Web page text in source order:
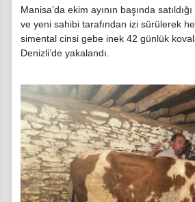
Manisa’da ekim ayının başında
ve yeni sahibi tarafından izi sürülerek
simental cinsi gebe inek 42 günlük
Denizli’de yakalandı.